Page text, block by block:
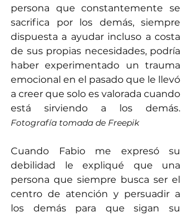
persona que constantemente se
sacrifica por los demás, siempre
dispuesta a ayudar incluso a costa
de sus propias necesidades, podría
haber experimentado un trauma
emocional en el pasado que le llevó
a creer que solo es valorada cuando
Fotografía tomada de Freepik
Cuando Fabio me expresó su
debilidad le expliqué que una
persona que siempre busca ser el
centro de atención y persuadir a
los demás para que sigan su